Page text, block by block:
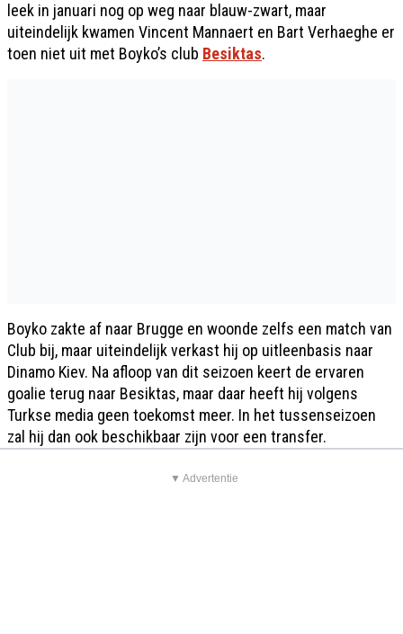
leek in januari nog op weg naar blauw-zwart, maar
uiteindelijk kwamen Vincent Mannaert en Bart Verhaeghe er
toen niet uit met Boyko’s club Besiktas.
Boyko zakte af naar Brugge en woonde zelfs een match van
Club bij, maar uiteindelijk verkast hij op uitleenbasis naar
Dinamo Kiev. Na afloop van dit seizoen keert de ervaren
goalie terug naar Besiktas, maar daar heeft hij volgens
Turkse media geen toekomst meer. In het tussenseizoen
zal hij dan ook beschikbaar zijn voor een transfer.
▼ Advertentie